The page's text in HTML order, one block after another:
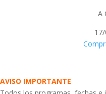
A
AVISO IMPORTANTE